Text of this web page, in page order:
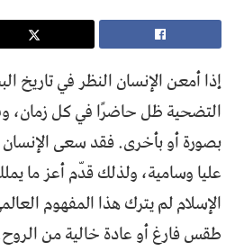
إذا أمعن الإنسان النظر في تاريخ
التضحية ظل حاضرًا في كل زمان،
بصورة أو بأخرى. فقد سعى الإنسان
عليا وسامية، ولذلك قدّم أعز ما
الإسلام لم يترك هذا المفهوم
طقس فارغ أو عادة خالية من